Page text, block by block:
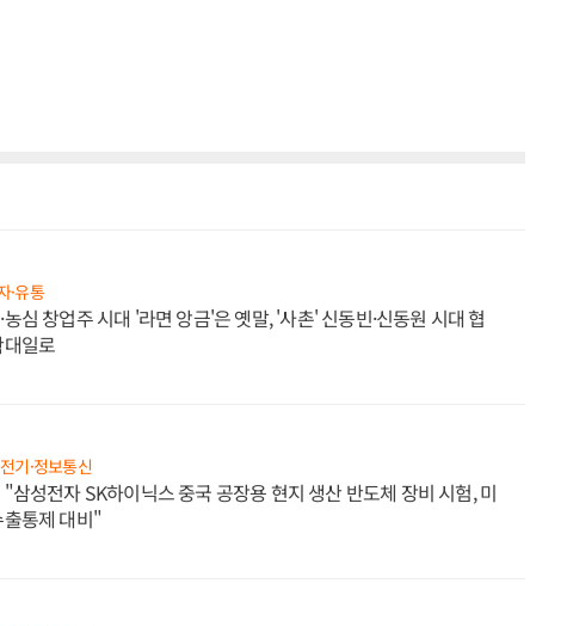
·유통
농심 창업주 시대 '라면 앙금'은 옛말, '사촌' 신동빈·신동원 시대 협
일로
기·정보통신
"삼성전자 SK하이닉스 중국 공장용 현지 생산 반도체 장비 시험, 미
통제 대비"